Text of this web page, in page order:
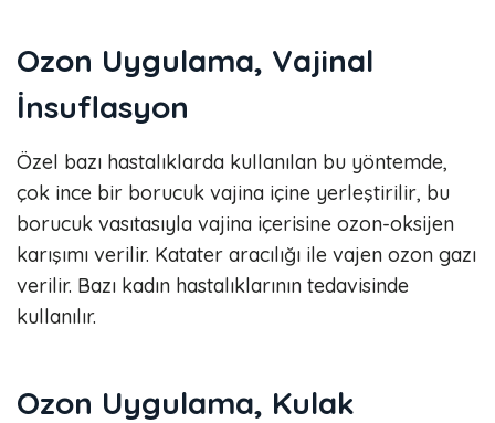
Ozon Uygulama, Vajinal
İnsuflasyon
Özel bazı hastalıklarda kullanılan bu yöntemde,
çok ince bir borucuk vajina içine yerleştirilir, bu
borucuk vasıtasıyla vajina içerisine ozon-oksijen
karışımı verilir. Katater aracılığı ile vajen ozon gazı
verilir. Bazı kadın hastalıklarının tedavisinde
kullanılır.
Ozon Uygulama, Kulak